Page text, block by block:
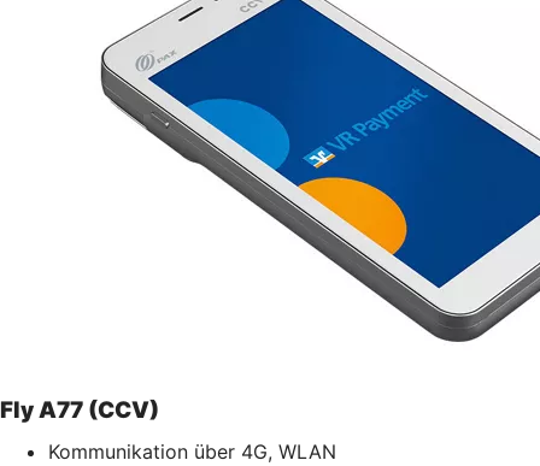
Fly A77 (CCV)
Kommunikation über 4G, WLAN